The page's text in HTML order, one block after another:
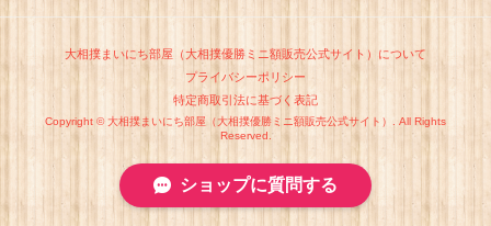
大相撲まいにち部屋（大相撲優勝ミニ額販売公式サイト）について
プライバシーポリシー
特定商取引法に基づく表記
Copyright © 大相撲まいにち部屋（大相撲優勝ミニ額販売公式サイト）. All Rights
Reserved.
ショップに質問する